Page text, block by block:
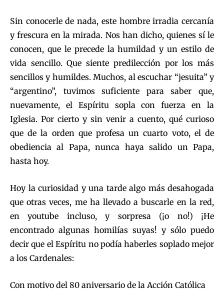
Sin conocerle de nada, este hombre irradia cercanía
y frescura en la mirada. Nos han dicho, quienes sí le
conocen, que le precede la humildad y un estilo de
vida sencillo. Que siente predilección por los más
sencillos y humildes. Muchos, al escuchar “jesuita” y
“argentino”, tuvimos suficiente para saber que,
nuevamente, el Espíritu sopla con fuerza en la
Iglesia. Por cierto y sin venir a cuento, qué curioso
que de la orden que profesa un cuarto voto, el de
obediencia al Papa, nunca haya salido un Papa,
hasta hoy.
Hoy la curiosidad y una tarde algo más desahogada
que otras veces, me ha llevado a buscarle en la red,
en youtube incluso, y sorpresa (¡o no!) ¡He
encontrado algunas homilías suyas! y sólo puedo
decir que el Espíritu no podía haberles soplado mejor
a los Cardenales:
Con motivo del 80 aniversario de la Acción Católica